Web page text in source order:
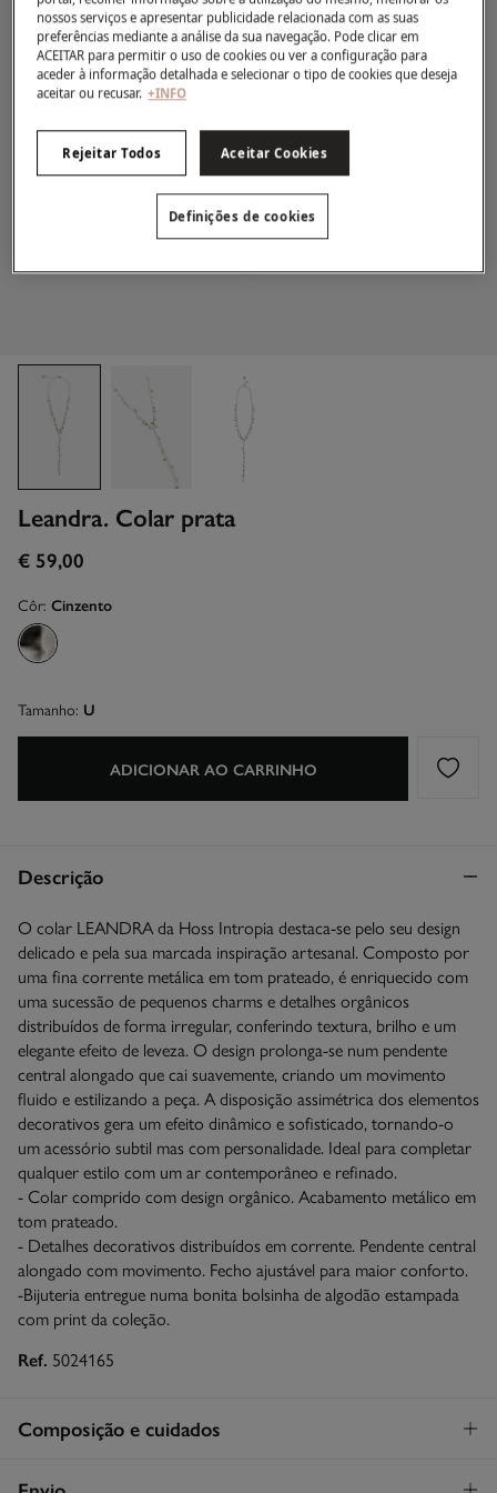
Leandra. Colar prata
€ 59,00
Côr: Cinzento
Tamanho: U
ADICIONAR AO CARRINHO
Descrição
O colar LEANDRA da Hoss Intropia destaca-se pelo seu design
delicado e pela sua marcada inspiração artesanal. Composto por
uma fina corrente metálica em tom prateado, é enriquecido com
uma sucessão de pequenos charms e detalhes orgânicos
distribuídos de forma irregular, conferindo textura, brilho e um
elegante efeito de leveza. O design prolonga-se num pendente
central alongado que cai suavemente, criando um movimento
fluido e estilizando a peça. A disposição assimétrica dos elementos
decorativos gera um efeito dinâmico e sofisticado, tornando-o
um acessório subtil mas com personalidade. Ideal para completar
qualquer estilo com um ar contemporâneo e refinado.
- Colar comprido com design orgânico. Acabamento metálico em
tom prateado.
- Detalhes decorativos distribuídos em corrente. Pendente central
alongado com movimento. Fecho ajustável para maior conforto.
-Bijuteria entregue numa bonita bolsinha de algodão estampada
com print da coleção.
Ref. 5024165
Composição e cuidados
Composição
nossos serviços e apresentar publicidade relacionada com as suas
preferências mediante a análise da sua navegação. Pode clicar em
ACEITAR para permitir o uso de cookies ou ver a configuração para
aceder à informação detalhada e selecionar o tipo de cookies que deseja
aceitar ou recusar. +INFO
Rejeitar Todos Aceitar Cookies
Definições de cookies